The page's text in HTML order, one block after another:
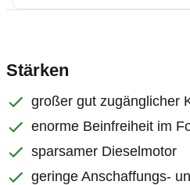
Stärken
großer gut zugänglicher
enorme Beinfreiheit im
sparsamer Dieselmotor
geringe Anschaffungs-